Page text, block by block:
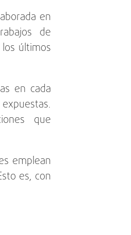
en
de
últimos
en cada
que
emplean
es, con